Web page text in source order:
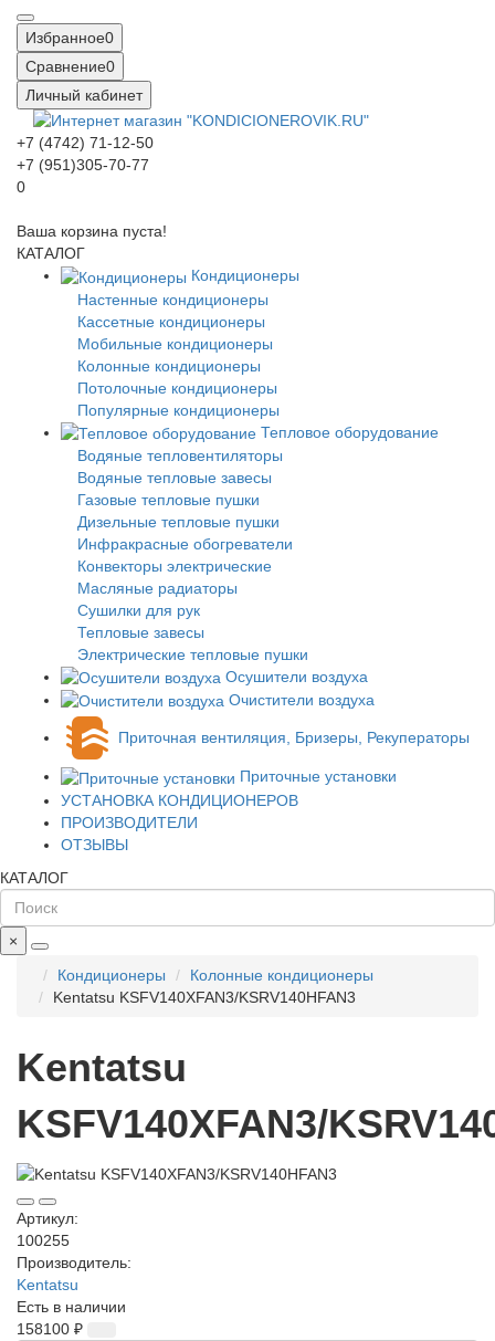
Избранное0
Сравнение0
Личный кабинет
+7 (4742) 71-12-50
+7 (951)305-70-77
0
Ваша корзина пуста!
КАТАЛОГ
Кондиционеры
Настенные кондиционеры
Кассетные кондиционеры
Мобильные кондиционеры
Колонные кондиционеры
Потолочные кондиционеры
Популярные кондиционеры
Тепловое оборудование
Водяные тепловентиляторы
Водяные тепловые завесы
Газовые тепловые пушки
Дизельные тепловые пушки
Инфракрасные обогреватели
Конвекторы электрические
Масляные радиаторы
Сушилки для рук
Тепловые завесы
Электрические тепловые пушки
Осушители воздуха
Очистители воздуха
Приточная вентиляция, Бризеры, Рекуператоры
Приточные установки
УСТАНОВКА КОНДИЦИОНЕРОВ
ПРОИЗВОДИТЕЛИ
ОТЗЫВЫ
КАТАЛОГ
×
Кондиционеры
Колонные кондиционеры
Kentatsu KSFV140XFAN3/KSRV140HFAN3
Kentatsu
KSFV140XFAN3/
Артикул:
100255
Производитель:
Kentatsu
Есть в наличии
158100 ₽